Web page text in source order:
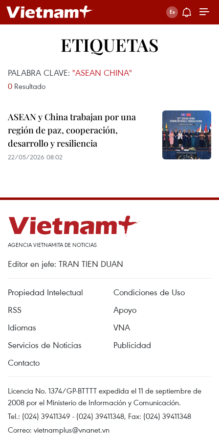
ETIQUETAS
PALABRA CLAVE: "ASEAN CHINA"
0 Resultado
ASEAN y China trabajan por una
región de paz, cooperación,
desarrollo y resiliencia
22/05/2026 08:02
AGENCIA VIETNAMITA DE NOTICIAS
Editor en jefe: TRAN TIEN DUAN
Propiedad Intelectual
Condiciones de Uso
RSS
Apoyo
Idiomas
VNA
Servicios de Noticias
Publicidad
Contacto
Licencia No. 1374/GP-BTTTT expedida el 11 de septiembre de
2008 por el Ministerio de Información y Comunicación.
Tel.: (024) 39411349 - (024) 39411348, Fax: (024) 39411348
Correo: vietnamplus@vnanet.vn